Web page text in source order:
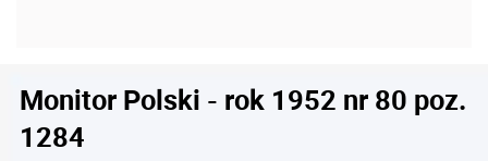
Monitor Polski - rok 1952 nr 80 poz.
1284